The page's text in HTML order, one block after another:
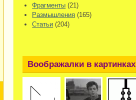
Фрагменты (21)
Размышления (165)
Статьи (204)
Воображалки в картинках